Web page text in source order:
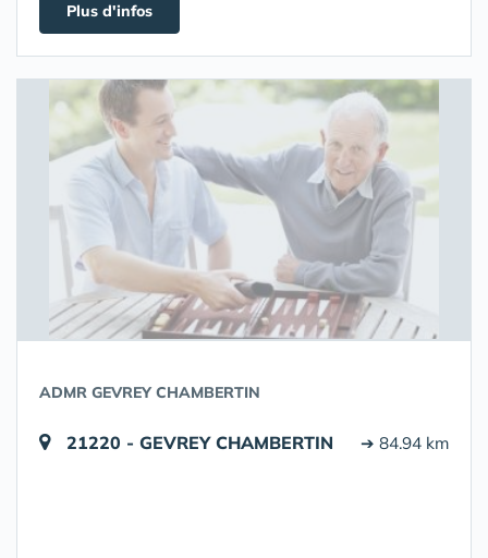
Plus d'infos
ADMR GEVREY CHAMBERTIN
21220 - GEVREY CHAMBERTIN ➔ 84.94 km